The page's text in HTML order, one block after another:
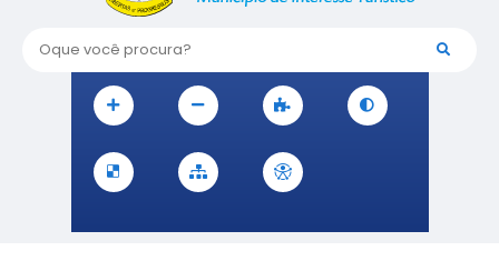
Oque você procura?